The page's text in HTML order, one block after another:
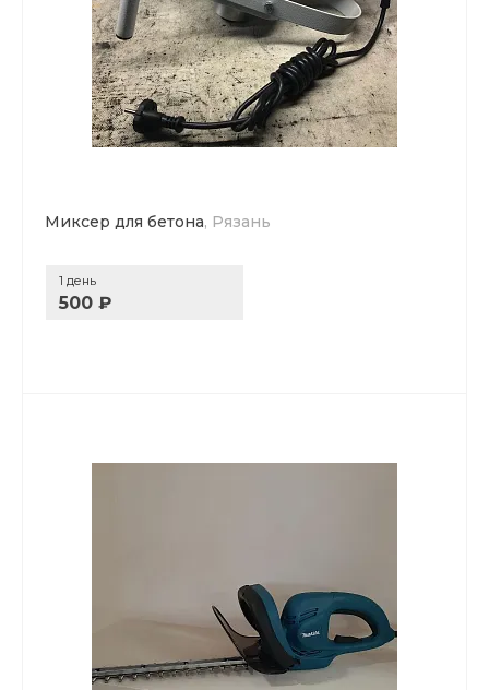
Миксер для бетона, Рязань
1 день
500 ₽